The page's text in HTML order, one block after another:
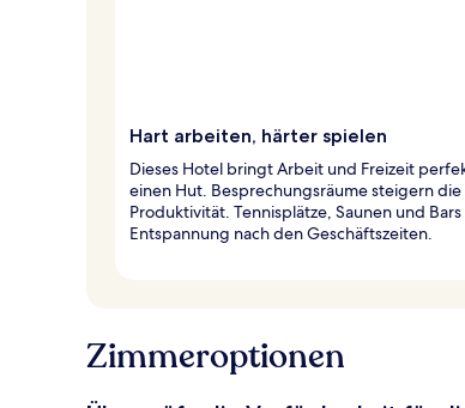
Hart arbeiten, härter spielen
Dieses Hotel bringt Arbeit und Freizeit
einen Hut. Besprechungsräume steigern die
Produktivität. Tennisplätze, Saunen und
Entspannung nach den Geschäftszeiten.
Zimmeroptionen